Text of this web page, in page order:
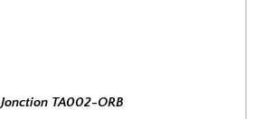
Jonction TA002-ORB